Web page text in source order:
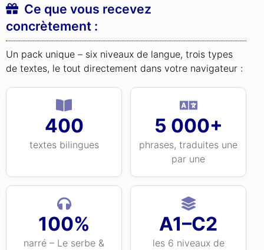
Ce que vous recevez
concrètement :
Un pack unique – six niveaux de langue, trois types
de textes, le tout directement dans votre navigateur :
400
textes bilingues
5 000+
phrases, traduites une
par une
100%
narré – Le serbe &
A1–C2
les 6 niveaux de